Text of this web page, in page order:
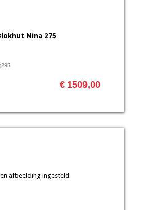
Nina 275
€ 1509,00